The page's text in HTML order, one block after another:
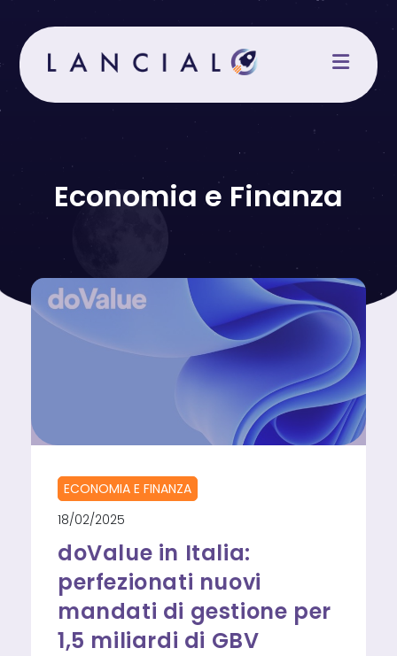
contenuto
Economia e Finanza
ECONOMIA E FINANZA
18/02/2025
doValue in Italia:
perfezionati nuovi
mandati di gestione per
1,5 miliardi di GBV